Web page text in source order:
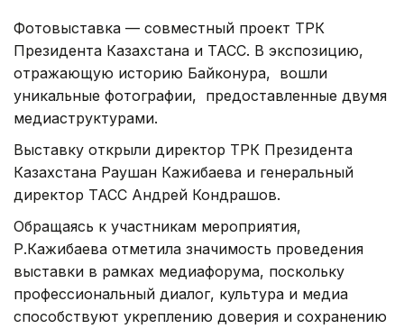
Фотовыставка — совместный проект ТРК
Президента Казахстана и ТАСС. В экспозицию,
отражающую историю Байконура, вошли
уникальные фотографии, предоставленные двумя
медиаструктурами.
Выставку открыли директор ТРК Президента
Казахстана Раушан Кажибаева и генеральный
директор ТАСС Андрей Кондрашов.
Обращаясь к участникам мероприятия,
Р.Кажибаева отметила значимость проведения
выставки в рамках медиафорума, поскольку
профессиональный диалог, культура и медиа
способствуют укреплению доверия и сохранению